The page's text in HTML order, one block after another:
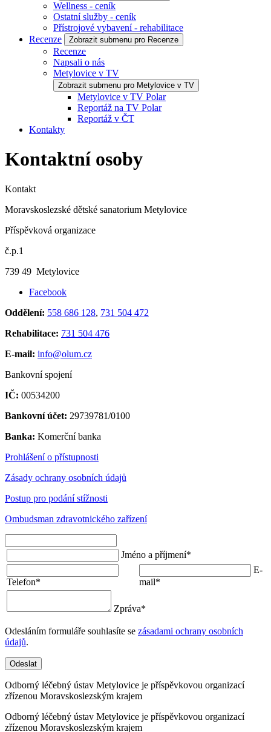
Wellness - ceník
Ostatní služby - ceník
Přístrojové vybavení - rehabilitace
Recenze
Zobrazit submenu pro Recenze
Recenze
Napsali o nás
Metylovice v TV
Zobrazit submenu pro Metylovice v TV
Metylovice v TV Polar
Reportáž na TV Polar
Reportáž v ČT
Kontakty
Kontaktní osoby
Kontakt
Moravskoslezské dětské sanatorium Metylovice
Příspěvková organizace
č.p.1
739 49 Metylovice
Facebook
Oddělení: 558 686 128, 731 504 472
Rehabilitace: 731 504 476
E-mail: info@olum.cz
Bankovní spojení
IČ: 00534200
Bankovní účet: 29739781/0100
Banka: Komerční banka
Prohlášení o přístupnosti
Zásady ochrany osobních údajů
Postup pro podání stížnosti
Ombudsman zdravotnického zařízení
Jméno a příjmení*
Telefon*
E-
mail*
Zpráva*
Odesláním formuláře souhlasíte se zásadami ochrany osobních
údajů.
Odeslat
Odborný léčebný ústav Metylovice je příspěvkovou organizací
zřízenou Moravskoslezským krajem
Odborný léčebný ústav Metylovice je příspěvkovou organizací
zřízenou Moravskoslezským krajem